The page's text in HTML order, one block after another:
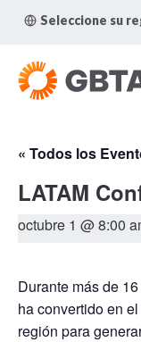
Seleccione su
« Todos los
LATAM
octubre 1 @ 8:00
Durante más de
ha convertido en
región para